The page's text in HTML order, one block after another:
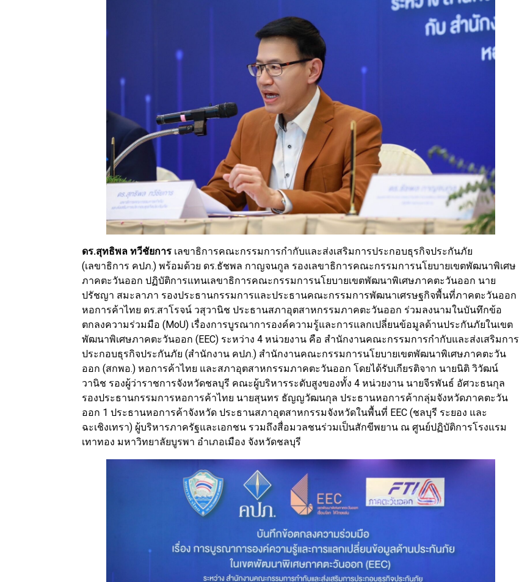
ดร.สุทธิพล ทวีชัยการ เลขาธิการคณะกรรมการกำกับและส่งเสริมการประกอบธุรกิจประกันภัย
(เลขาธิการ คปภ.) พร้อมด้วย ดร.ธัชพล กาญจนกูล รองเลขาธิการคณะกรรมการนโยบายเขตพัฒนาพิเศษ
ภาคตะวันออก ปฏิบัติการแทนเลขาธิการคณะกรรมการนโยบายเขตพัฒนาพิเศษภาคตะวันออก นาย
ปรัชญา สมะลาภา รองประธานกรรมการและประธานคณะกรรมการพัฒนาเศรษฐกิจพื้นที่ภาคตะวันออก
หอการค้าไทย ดร.สาโรจน์ วสุวานิช ประธานสภาอุตสาหกรรมภาคตะวันออก ร่วมลงนามในบันทึกข้อ
ตกลงความร่วมมือ (MoU) เรื่องการบูรณาการองค์ความรู้และการแลกเปลี่ยนข้อมูลด้านประกันภัยในเขต
พัฒนาพิเศษภาคตะวันออก (EEC) ระหว่าง 4 หน่วยงาน คือ สำนักงานคณะกรรมการกำกับและส่งเสริมการ
ประกอบธุรกิจประกันภัย (สำนักงาน คปภ.) สำนักงานคณะกรรมการนโยบายเขตพัฒนาพิเศษภาคตะวัน
ออก (สกพอ.) หอการค้าไทย และสภาอุตสาหกรรมภาคตะวันออก โดยได้รับเกียรติจาก นายนิติ วิวัฒน์
วานิช รองผู้ว่าราชการจังหวัดชลบุรี คณะผู้บริหารระดับสูงของทั้ง 4 หน่วยงาน นายจีรพันธ์ อัศวะธนกุล
รองประธานกรรมการหอการค้าไทย นายสุนทร ธัญญวัฒนกุล ประธานหอการค้ากลุ่มจังหวัดภาคตะวัน
ออก 1 ประธานหอการค้าจังหวัด ประธานสภาอุตสาหกรรมจังหวัดในพื้นที่ EEC (ชลบุรี ระยอง และ
ฉะเชิงเทรา) ผู้บริหารภาครัฐและเอกชน รวมถึงสื่อมวลชนร่วมเป็นสักขีพยาน ณ ศูนย์ปฏิบัติการโรงแรม
เทาทอง มหาวิทยาลัยบูรพา อำเภอเมือง จังหวัดชลบุรี